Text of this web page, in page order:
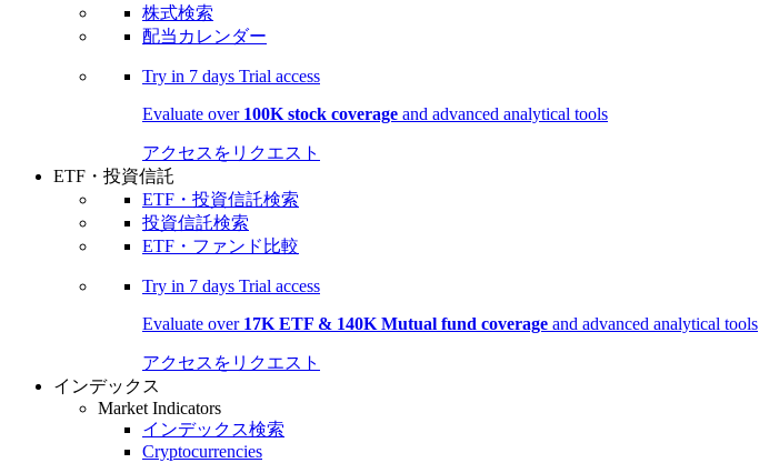
株式検索
配当カレンダー
Try in 7 days Trial access
Evaluate over 100K stock coverage and advanced analytical tools
アクセスをリクエスト
ETF・投資信託
ETF・投資信託検索
投資信託検索
ETF・ファンド比較
Try in 7 days Trial access
Evaluate over 17K ETF & 140K Mutual fund coverage and advanced analytical tools
アクセスをリクエスト
インデックス
Market Indicators
インデックス検索
Cryptocurrencies